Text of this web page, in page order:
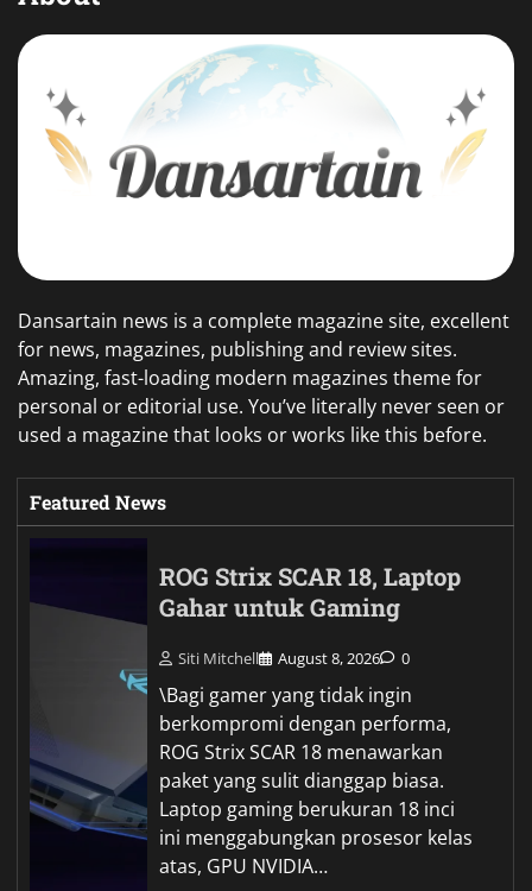
Dansartain news is a complete magazine site, excellent
for news, magazines, publishing and review sites.
Amazing, fast-loading modern magazines theme for
personal or editorial use. You’ve literally never seen or
used a magazine that looks or works like this before.
Featured News
ROG Strix SCAR 18, Laptop
Gahar untuk Gaming
Siti Mitchell August 8, 2026 0
\Bagi gamer yang tidak ingin
berkompromi dengan performa,
ROG Strix SCAR 18 menawarkan
paket yang sulit dianggap biasa.
Laptop gaming berukuran 18 inci
ini menggabungkan prosesor kelas
atas, GPU NVIDIA…